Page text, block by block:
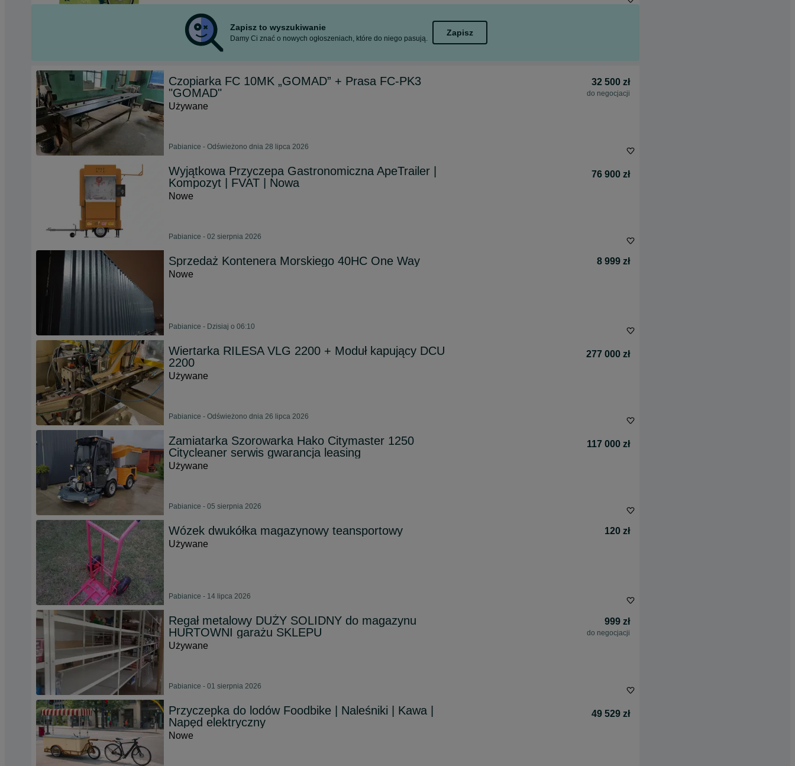
Zapisz to wyszukiwanie
Damy Ci znać o nowych ogłoszeniach, które do niego pasują.
Zapisz
Czopiarka FC 10MK „GOMAD” + Prasa FC-PK3
"GOMAD"
32 500 zł
do negocjacji
Używane
Pabianice - Odświeżono dnia 28 lipca 2026
Wyjątkowa Przyczepa Gastronomiczna ApeTrailer |
Kompozyt | FVAT | Nowa
76 900 zł
Nowe
Pabianice - 02 sierpnia 2026
Sprzedaż Kontenera Morskiego 40HC One Way
8 999 zł
Nowe
Pabianice - Dzisiaj o 06:10
Wiertarka RILESA VLG 2200 + Moduł kapujący DCU
2200
277 000 zł
Używane
Pabianice - Odświeżono dnia 26 lipca 2026
Zamiatarka Szorowarka Hako Citymaster 1250
Citycleaner serwis gwarancja leasing
117 000 zł
Używane
Pabianice - 05 sierpnia 2026
Wózek dwukółka magazynowy teansportowy
120 zł
Używane
Pabianice - 14 lipca 2026
Regał metalowy DUŻY SOLIDNY do magazynu
HURTOWNI garażu SKLEPU
999 zł
do negocjacji
Używane
Pabianice - 01 sierpnia 2026
Przyczepka do lodów Foodbike | Naleśniki | Kawa |
Napęd elektryczny
49 529 zł
Nowe